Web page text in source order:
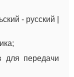
- русский |
для передачи